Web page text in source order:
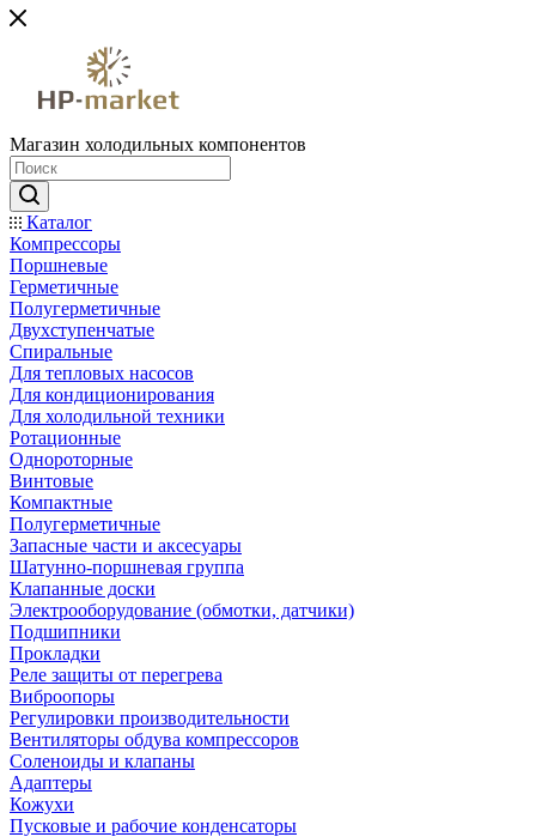
Магазин холодильных компонентов
Каталог
Компрессоры
Поршневые
Герметичные
Полугерметичные
Двухступенчатые
Спиральные
Для тепловых насосов
Для кондиционирования
Для холодильной техники
Ротационные
Однороторные
Винтовые
Компактные
Полугерметичные
Запасные части и аксесуары
Шатунно-поршневая группа
Клапанные доски
Электрооборудование (обмотки, датчики)
Подшипники
Прокладки
Реле защиты от перегрева
Виброопоры
Регулировки производительности
Вентиляторы обдува компрессоров
Соленоиды и клапаны
Адаптеры
Кожухи
Пусковые и рабочие конденсаторы